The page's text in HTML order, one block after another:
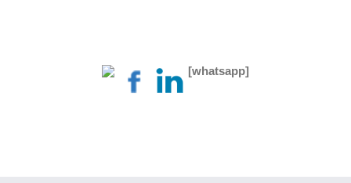
[whatsapp]